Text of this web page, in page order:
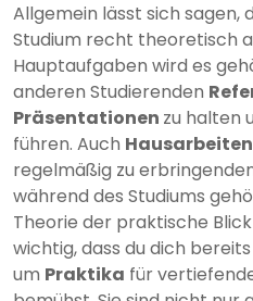
Allgemein lässt sich sagen,
Studium recht theoretisch
Hauptaufgaben wird es
anderen Studierenden
Präsentationen zu halten
führen. Auch Hausarbeiten
regelmäßig zu
während des Studiums
Theorie der praktische
wichtig, dass du dich
um Praktika für